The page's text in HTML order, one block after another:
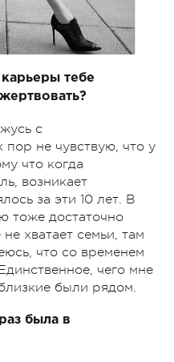
тебе
с
не чувствую, что у
что когда
возникает
за эти 10 лет. В
тоже достаточно
хватает семьи, там
что со временем
чего мне
были рядом.
была в